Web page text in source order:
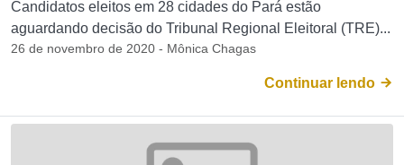
Candidatos eleitos em 28 cidades do Pará estão
aguardando decisão do Tribunal Regional Eleitoral (TRE)...
26 de novembro de 2020 - Mônica Chagas
Continuar lendo